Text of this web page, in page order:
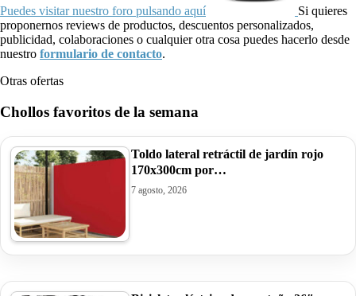
Puedes visitar nuestro foro pulsando aquí
Si quieres
proponernos reviews de productos, descuentos personalizados,
publicidad, colaboraciones o cualquier otra cosa puedes hacerlo desde
nuestro formulario de contacto.
Otras ofertas
Chollos favoritos de la semana
Toldo lateral retráctil de jardín rojo
170x300cm por…
7 agosto, 2026